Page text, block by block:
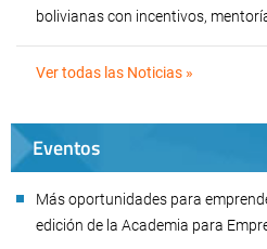
bolivianas con incentivos,
Ver todas las Noticias »
Eventos
Más oportunidades para
edición de la Academia para